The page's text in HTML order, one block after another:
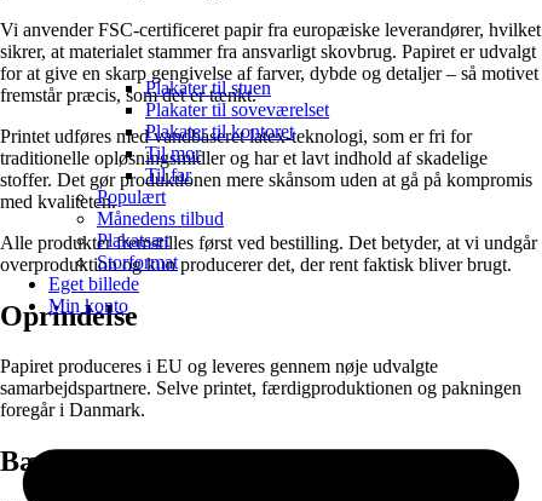
Plakater til stuen
Plakater til soveværelset
Plakater til kontoret
Til mor
Til far
Populært
Månedens tilbud
Plakatsæt
Storformat
Eget billede
Min konto
Vi anvender FSC-certificeret papir fra europæiske leverandører, hvilket
sikrer, at materialet stammer fra ansvarligt skovbrug. Papiret er udvalgt
for at give en skarp gengivelse af farver, dybde og detaljer – så motivet
fremstår præcis, som det er tænkt.
Printet udføres med vandbaseret latex-teknologi, som er fri for
traditionelle opløsningsmidler og har et lavt indhold af skadelige
stoffer. Det gør produktionen mere skånsom uden at gå på kompromis
med kvaliteten.
Alle produkter fremstilles først ved bestilling. Det betyder, at vi undgår
overproduktion og kun producerer det, der rent faktisk bliver brugt.
Oprindelse
Papiret produceres i EU og leveres gennem nøje udvalgte
samarbejdspartnere. Selve printet, færdigproduktionen og pakningen
foregår i Danmark.
Bæredygtighed